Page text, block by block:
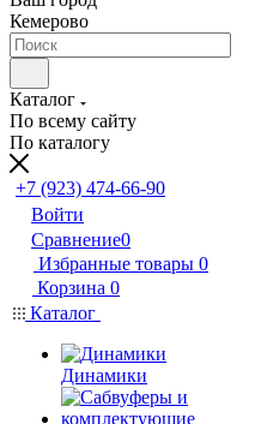
Кемерово
Каталог
По всему сайту
По каталогу
+7 (923) 474-66-90
Войти
Сравнение0
Избранные товары 0
Корзина 0
Каталог
Динамики